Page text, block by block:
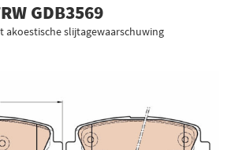
GDB3569
akoestische slijtagewaarschuwing